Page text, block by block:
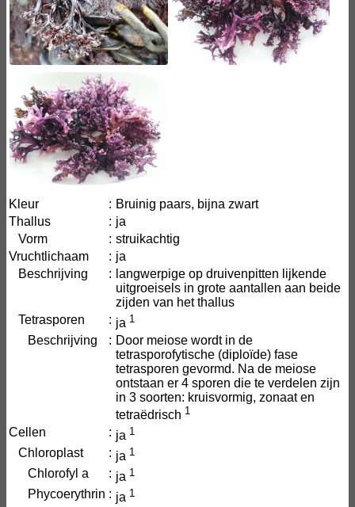
Kleur : Bruinig paars, bijna zwart
Thallus
: ja
Vorm
: struikachtig
Vruchtlichaam
: ja
Beschrijving
: langwerpige op druivenpitten lijkende
uitgroeisels in grote aantallen aan beide
zijden van het thallus
Tetrasporen
: ja 1
Beschrijving : Door meiose wordt in de
tetrasporofytische (diploïde) fase
tetrasporen gevormd. Na de meiose
ontstaan er 4 sporen die te verdelen zijn
in 3 soorten: kruisvormig, zonaat en
tetraëdrisch 1
Cellen : ja 1
Chloroplast : ja 1
Chlorofyl a : ja 1
Phycoerythrin : ja 1